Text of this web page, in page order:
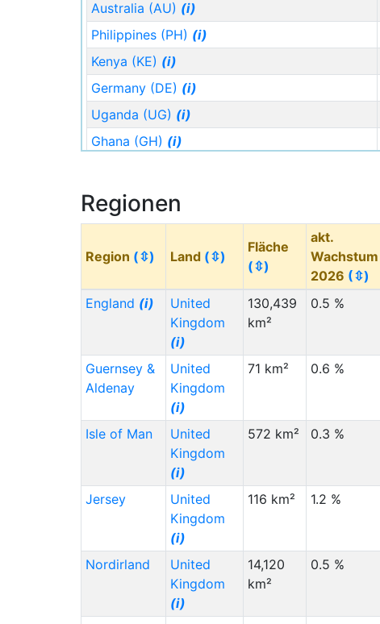
Australia (AU) (i)
Philippines (PH) (i)
Kenya (KE) (i)
Germany (DE) (i)
Uganda (UG) (i)
Ghana (GH) (i)
Staat (Code)(⇳)
Ukraine (UA)(i)
Tanzania (TZ)
Iraq (IQ)(i)
Mexico (MX)(i)
Spain (ES)(i)
Russia (RU)
(i)
(i)
Indonesia (ID)(i)
Canada (CA)(i)
Iran (IR)(i)
(i)
(i)
Colombia (CO)(i)
Congo - Kinshasa (CD)
Staat (Code)(⇳)
Regionen
Region (⇳) Land (⇳)
Fläche
(⇳)
akt.
Wachstum
2026 (⇳)
England (i)
United
Kingdom
(i)
130,439
km²
0.5 %
Guernsey &
Aldenay
United
Kingdom
(i)
71 km² 0.6 %
Isle of Man
United
Kingdom
(i)
572 km² 0.3 %
Jersey
United
Kingdom
(i)
116 km² 1.2 %
Nordirland
United
Kingdom
(i)
14,120
km²
0.5 %